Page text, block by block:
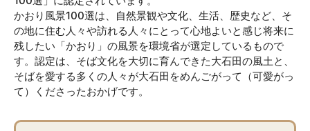
かおり風景100選は、自然景観や文化、生活、歴史など、そ
の地に住む人々や訪れる人々にとって心地よいと感じ将来に
残したい「かおり」の風景を環境省が選定しているもので
す。認定は、そば文化を大切に育んできた大石田の風土と、
そばを愛する多くの人々が大石田をめんごがって（可愛がっ
て）くださったおかげです。